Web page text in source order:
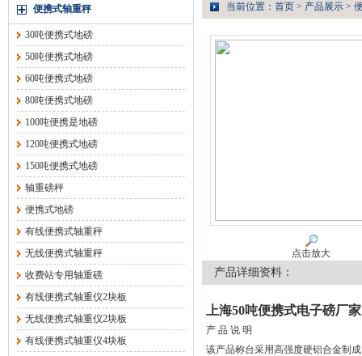
便携式轴重秤
30吨便携式地磅
50吨便携式地磅
60吨便携式地磅
80吨便携式地磅
100吨便携是地磅
120吨便携式地磅
150吨便携式地磅
轴重磅秤
便携式地磅
有线便携式轴重秤
无线便携式轴重秤
收费站专用轴重磅
有线便携式轴重仪2块板
无线便携式轴重仪2块板
有线便携式轴重仪4块板
当前位置： 首页 > 产品展示 >
点击放大
产品详细资料：
上海50吨便携式电子磅厂家
产 品 说 明
该产品称台采用高强度硬铝合金制